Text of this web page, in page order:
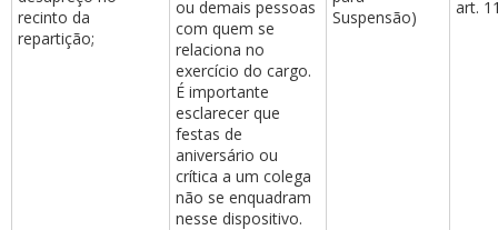
recinto da
repartição;
ou demais pessoas
com quem se
relaciona no
exercício do cargo.
É importante
esclarecer que
festas de
aniversário ou
crítica a um colega
não se enquadram
nesse dispositivo.
Suspensão)
art.